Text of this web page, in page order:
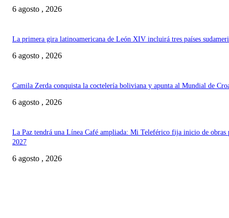
6 agosto , 2026
La primera gira latinoamericana de León XIV incluirá tres países
6 agosto , 2026
Camila Zerda conquista la coctelería boliviana y apunta al Mundial de
6 agosto , 2026
La Paz tendrá una Línea Café ampliada: Mi Teleférico fija inicio de obras
2027
6 agosto , 2026